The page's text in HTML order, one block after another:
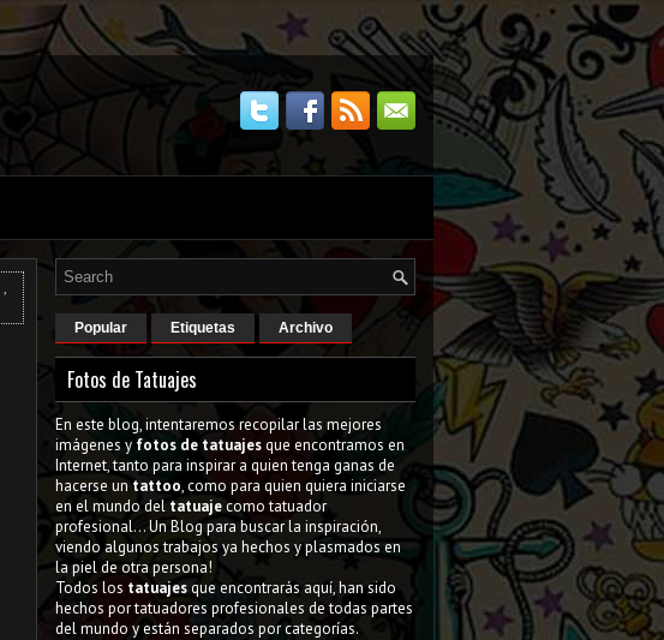
,
Popular Etiquetas Archivo
Fotos de Tatuajes
En este blog, intentaremos recopilar las mejores
imágenes y fotos de tatuajesque encontramos en
Internet, tanto para inspirar a quien tenga ganas de
hacerse un tattoo, como para quien quiera iniciarse
en el mundo del tatuajecomo tatuador
profesional... Un Blog para buscar la inspiración,
viendo algunos trabajos ya hechos y plasmados en
la piel de otra persona!
Todos los tatuajesque encontrarás aquí, han sido
hechos por tatuadores profesionales de todas partes
del mundo y están separados por categorías.